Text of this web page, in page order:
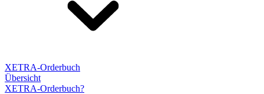
XETRA-Orderbuch
Übersicht
XETRA-Orderbuch?